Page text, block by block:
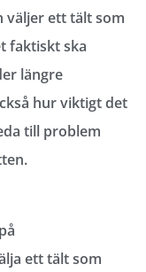
väljer ett tält som
faktiskt ska
längre
hur viktigt det
till problem
ett tält som